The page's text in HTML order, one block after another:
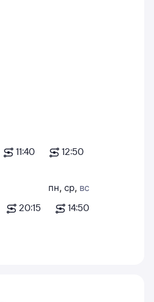
11:40
12:50
20:15
пн, ср, вс
14:50